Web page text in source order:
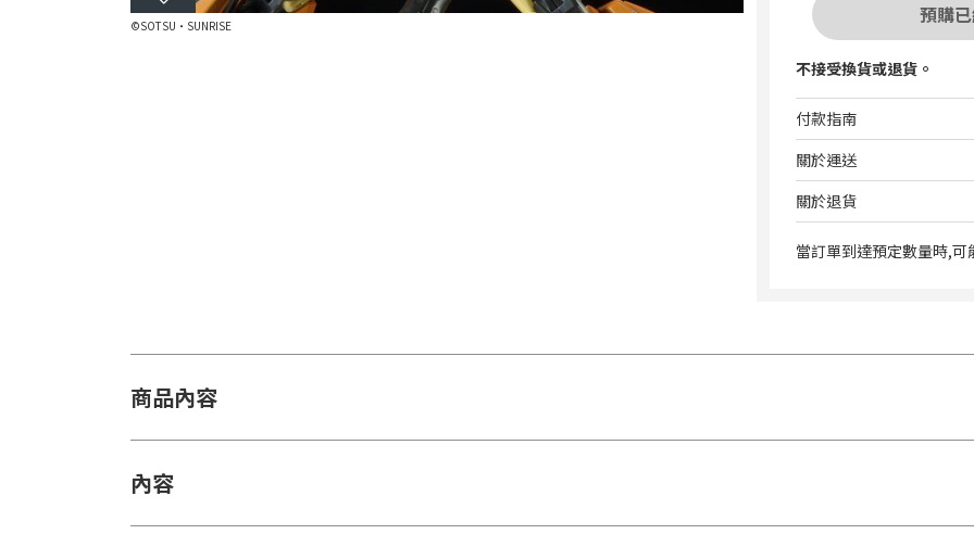
©SOTSU・SUNRISE 預購
不接受換貨或退貨。
付款指南
關於運送
關於退貨
當訂單到達預定數量時,可
商品內容
內容